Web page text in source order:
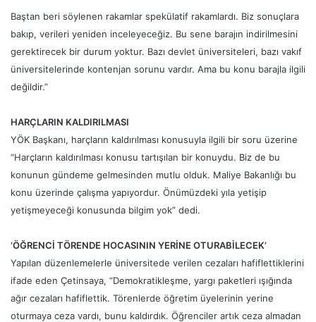
Baştan beri söylenen rakamlar spekülatif rakamlardı. Biz sonuçlara
bakıp, verileri yeniden inceleyeceğiz. Bu sene barajın indirilmesini
gerektirecek bir durum yoktur. Bazı devlet üniversiteleri, bazı vakıf
üniversitelerinde kontenjan sorunu vardır. Ama bu konu barajla ilgili
değildir.”
HARÇLARIN KALDIRILMASI
YÖK Başkanı, harçların kaldırılması konusuyla ilgili bir soru üzerine
“Harçların kaldırılması konusu tartışılan bir konuydu. Biz de bu
konunun gündeme gelmesinden mutlu olduk. Maliye Bakanlığı bu
konu üzerinde çalışma yapıyordur. Önümüzdeki yıla yetişip
yetişmeyeceği konusunda bilgim yok” dedi.
‘ÖĞRENCİ TÖRENDE HOCASININ YERİNE OTURABİLECEK’
Yapılan düzenlemelerle üniversitede verilen cezaları hafiflettiklerini
ifade eden Çetinsaya, “Demokratikleşme, yargı paketleri ışığında
ağır cezaları hafiflettik. Törenlerde öğretim üyelerinin yerine
oturmaya ceza vardı, bunu kaldırdık. Öğrenciler artık ceza almadan